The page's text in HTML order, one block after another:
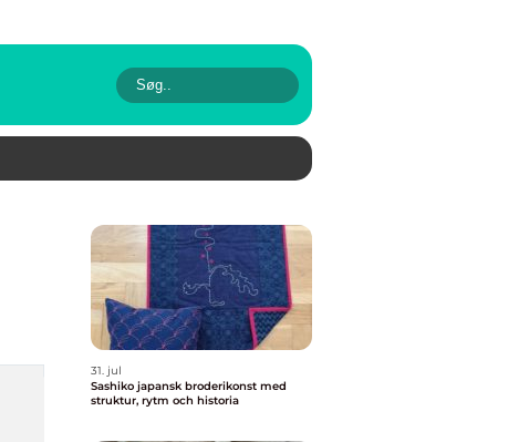
31. jul
Sashiko japansk broderikonst med
struktur, rytm och historia